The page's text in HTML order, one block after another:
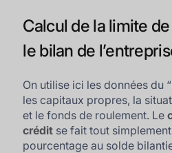
Calcul de la limite
le bilan de
On utilise ici les données du
les capitaux propres, la
et le fonds de roulement. Le
crédit se fait tout
pourcentage au solde